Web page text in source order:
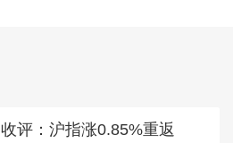
收评：沪指涨0.85%重返